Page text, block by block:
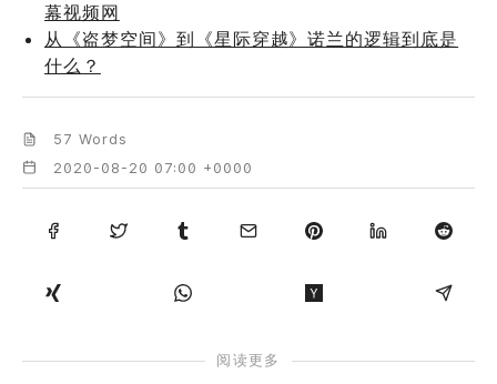
幕视频网
从《盗梦空间》到《星际穿越》诺兰的逻辑到底是
什么？
57 Words
2020-08-20 07:00 +0000
阅读更多